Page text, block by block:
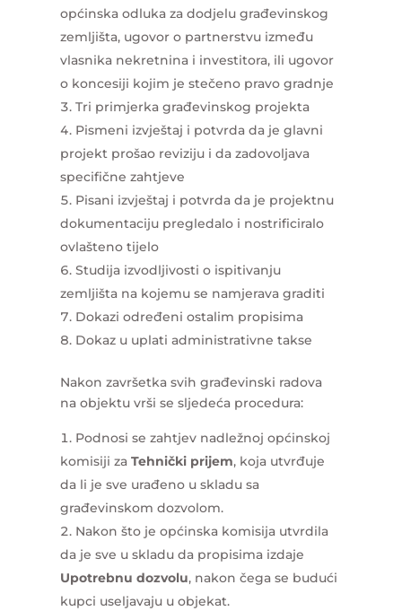
općinska odluka za dodjelu građevinskog
zemljišta, ugovor o partnerstvu između
vlasnika nekretnina i investitora, ili ugovor
o koncesiji kojim je stečeno pravo gradnje
Tri primjerka građevinskog projekta
Pismeni izvještaj i potvrda da je glavni
projekt prošao reviziju i da zadovoljava
specifične zahtjeve
Pisani izvještaj i potvrda da je projektnu
dokumentaciju pregledalo i nostrificiralo
ovlašteno tijelo
Studija izvodljivosti o ispitivanju
zemljišta na kojemu se namjerava graditi
Dokazi određeni ostalim propisima
Dokaz u uplati administrativne takse
Nakon završetka svih građevinski radova
na objektu vrši se sljedeća procedura:
Podnosi se zahtjev nadležnoj općinskoj
komisiji zaTehnički prijem, koja utvrđuje
da li je sve urađeno u skladu sa
građevinskom dozvolom.
Nakon što je općinska komisija utvrdila
da je sve u skladu da propisima izdaje
Upotrebnu dozvolu, nakon čega se budući
kupci useljavaju u objekat.